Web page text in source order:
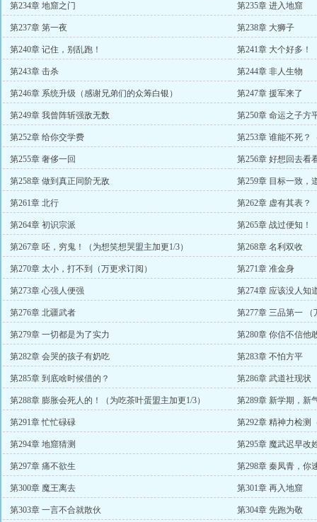
第234章 地窟之门 第235章 进入地窟
第237章 第一夜 第238章 大狮子
第240章 记住，别乱跑！ 第241章 大个好多！
第243章 击杀 第244章 非人生物
第246章 系统升级（感谢兄弟们的众筹白银） 第247章 援军来了
第249章 我曾阵斩强敌无数 第250章 命运之子方
第252章 给你交学费 第253章 谁能不死？
第255章 奢侈一回 第256章 好想回去看
第258章 做到真正同阶无敌 第259章 目标一致，
第261章 北行 第262章 虚有其表？
第264章 初识宗派 第265章 战过便知！
第267章 呸，穷鬼！（为想笑想哭盟主加更1/3） 第268章 名利双收
第270章 太小，打不到（万更求订阅） 第271章 准金身
第273章 心强人便强
第274章 应该没人知
2/3）
第276章 北疆武者 第277章 三品第一 （
第279章 一切都是为了实力 第280章 你信不信他
第282章 会哭的孩子有奶吃 第283章 不怕方平
第285章 到底啥时候借的？ 第286章 武道社现状
第288章 膨胀会死人的！（为吃茶叶蛋盟主加更1/3） 第289章 新学期，新
第291章 忙忙碌碌 第292章 精神力检测
第294章 地窟猜测 第295章 魔武迟早改
第297章 痛不欲生 第298章 秦凤青，你
第300章 魔王离去 第301章 再入地窟
第303章 一言不合就散伙 第304章 先跑为敬